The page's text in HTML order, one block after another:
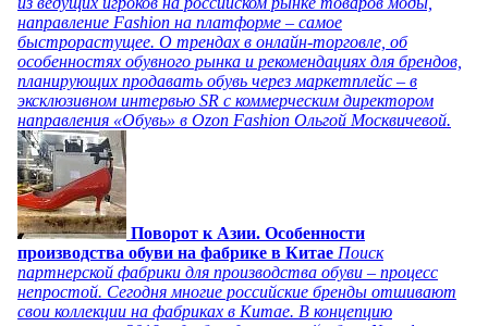
направление Fashion на платформе – самое
быстрорастущее. О трендах в онлайн-торговле, об
особенностях обувного рынка и рекомендациях для брендов,
планирующих продавать обувь через маркетплейс – в
эксклюзивном интервью SR с коммерческим директором
направления «Обувь» в Ozon Fashion Ольгой Москвичевой.
Поворот к Азии. Особенности
производства обуви на фабрике в Китае Поиск
партнерской фабрики для производства обуви – процесс
непростой. Сегодня многие российские бренды отшивают
свои коллекции на фабриках в Китае. В концепцию